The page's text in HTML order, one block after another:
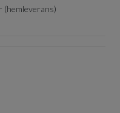
(hemleverans)